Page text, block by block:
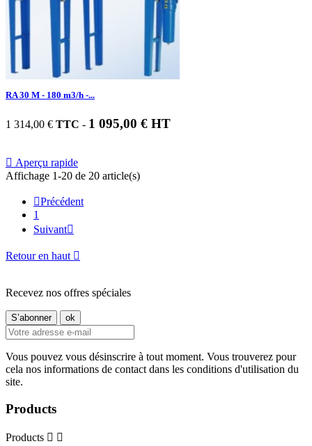
RA 30 M - 180 m3/h -...
1 314,00 € TTC - 1 095,00 € HT
 Aperçu rapide
Affichage 1-20 de 20 article(s)
Précédent
1
Suivant
Retour en haut 
Recevez nos offres spéciales
Vous pouvez vous désinscrire à tout moment. Vous trouverez pour
cela nos informations de contact dans les conditions d'utilisation du
site.
Products
Products  